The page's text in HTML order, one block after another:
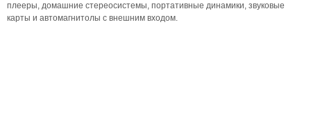
плееры, домашние стереосистемы, портативные динамики, звуковые
карты и автомагнитолы с внешним входом.